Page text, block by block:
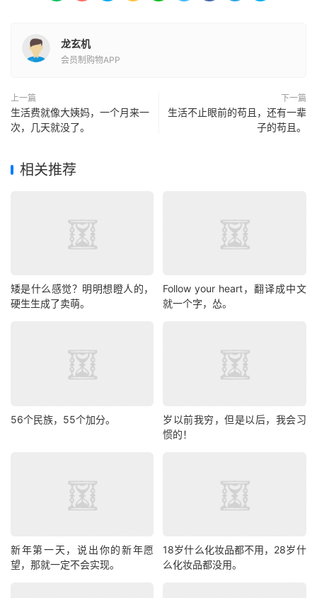
龙玄机
会员制购物APP
上一篇
生活费就像大姨妈，一个月来一
次，几天就没了。
下一篇
生活不止眼前的苟且，还有一辈
子的苟且。
相关推荐
矮是什么感觉？明明想瞪人的，
硬生生成了卖萌。
Follow your heart，翻译成中文
就一个字，怂。
56个民族，55个加分。
岁以前我穷，但是以后，我会习
惯的！
新年第一天，说出你的新年愿
望，那就一定不会实现。
18岁什么化妆品都不用，28岁什
么化妆品都没用。